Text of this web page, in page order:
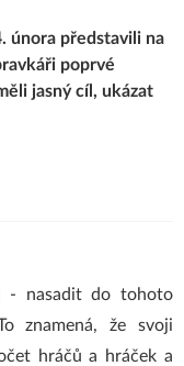
února představili na
poprvé
jasný cíl, ukázat
- nasadit do tohoto
znamená, že svoji
hráčů a hráček a